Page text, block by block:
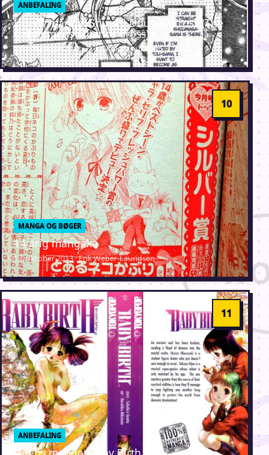
ANBEFALING
Ugens manga: Shinshi Doumei Cross (The
Gentlemens Alliance Cross)
28. november 2013 · Erik Weber-Lauridsen
MANGA OG BØGER
14 årig mangaka
13. oktober 2013 · Erik Weber-Lauridsen
ANBEFALING